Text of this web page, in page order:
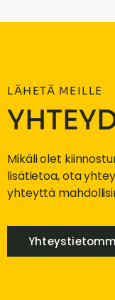
LÄHETÄ MEILLE
Mikäli olet
lisätietoa, ota
yhteyttä